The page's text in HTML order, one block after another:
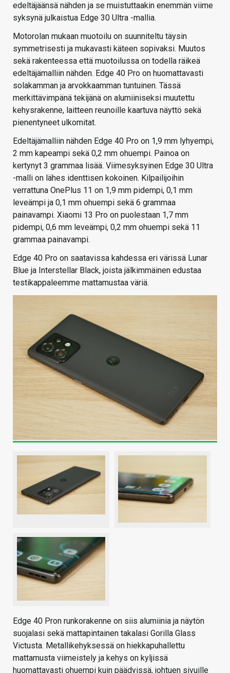
edeltäjäänsä nähden ja se muistuttaakin enemmän viime
syksynä julkaistua Edge 30 Ultra -mallia.
Motorolan mukaan muotoilu on suunniteltu täysin
symmetrisesti ja mukavasti käteen sopivaksi. Muutos
sekä rakenteessa että muotoilussa on todella räikeä
edeltäjämalliin nähden. Edge 40 Pro on huomattavasti
solakamman ja arvokkaamman tuntuinen. Tässä
merkittävimpänä tekijänä on alumiiniseksi muutettu
kehysrakenne, laitteen reunoille kaartuva näyttö sekä
pienentyneet ulkomitat.
Edeltäjämalliin nähden Edge 40 Pro on 1,9 mm lyhyempi,
2 mm kapeampi sekä 0,2 mm ohuempi. Painoa on
kertynyt 3 grammaa lisää. Viimesyksyinen Edge 30 Ultra
-malli on lähes identtisen kokoinen. Kilpailijoihin
verrattuna OnePlus 11 on 1,9 mm pidempi, 0,1 mm
leveämpi ja 0,1 mm ohuempi sekä 6 grammaa
painavampi. Xiaomi 13 Pro on puolestaan 1,7 mm
pidempi, 0,6 mm leveämpi, 0,2 mm ohuempi sekä 11
grammaa painavampi.
Edge 40 Pro on saatavissa kahdessa eri värissä Lunar
Blue ja Interstellar Black, joista jälkimmäinen edustaa
testikappaleemme mattamustaa väriä.
Edge 40 Pron runkorakenne on siis alumiinia ja näytön
suojalasi sekä mattapintainen takalasi Gorilla Glass
Victusta. Metallikehyksessä on hiekkapuhallettu
mattamusta viimeistely ja kehys on kyljissä
huomattavasti ohuempi kuin päädyissä, johtuen sivuille